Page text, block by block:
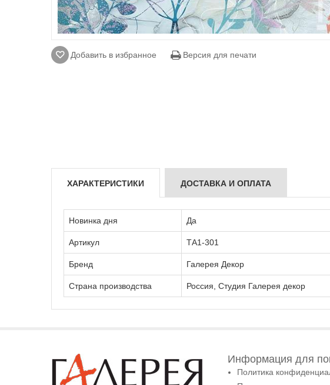
Добавить в избранное Версия для печати
ХАРАКТЕРИСТИКИ ДОСТАВКА И ОПЛАТА
Новинка дня Да
Артикул ТА1-301
Бренд Галерея Декор
Страна производства Россия, Студия Галерея декор
Информация для
Политика